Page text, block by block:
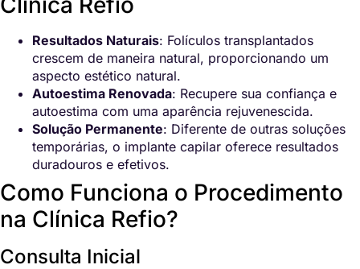
Resultados Naturais: Folículos transplantados
crescem de maneira natural, proporcionando um
aspecto estético natural.
Autoestima Renovada: Recupere sua confiança e
autoestima com uma aparência rejuvenescida.
Solução Permanente: Diferente de outras soluções
temporárias, o implante capilar oferece resultados
duradouros e efetivos.
Como Funciona o Procedimento
na Clínica Refio?
Consulta Inicial